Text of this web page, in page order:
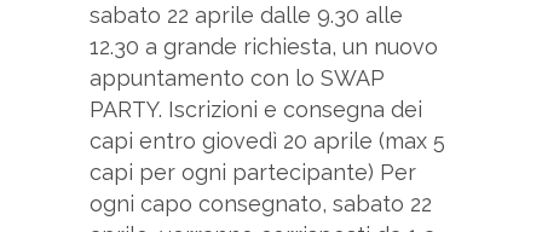
sabato 22 aprile dalle 9.30 alle
12.30 a grande richiesta, un nuovo
appuntamento con lo SWAP
PARTY. Iscrizioni e consegna dei
capi entro giovedì 20 aprile (max 5
capi per ogni partecipante) Per
ogni capo consegnato, sabato 22